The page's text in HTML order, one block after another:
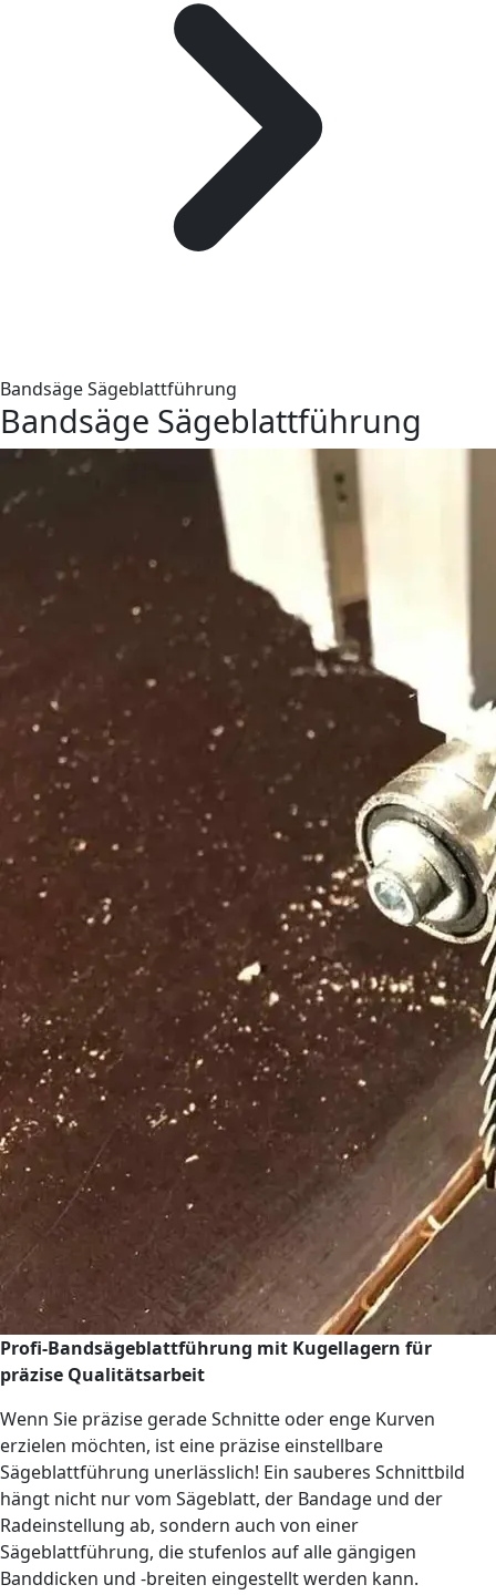
Bandsäge Sägeblattführung
Bandsäge Sägeblattführung
Profi-Bandsägeblattführung mit Kugellagern für
präzise Qualitätsarbeit
Wenn Sie präzise gerade Schnitte oder enge Kurven
erzielen möchten, ist eine präzise einstellbare
Sägeblattführung unerlässlich! Ein sauberes Schnittbild
hängt nicht nur vom Sägeblatt, der Bandage und der
Radeinstellung ab, sondern auch von einer
Sägeblattführung, die stufenlos auf alle gängigen
Banddicken und -breiten eingestellt werden kann.